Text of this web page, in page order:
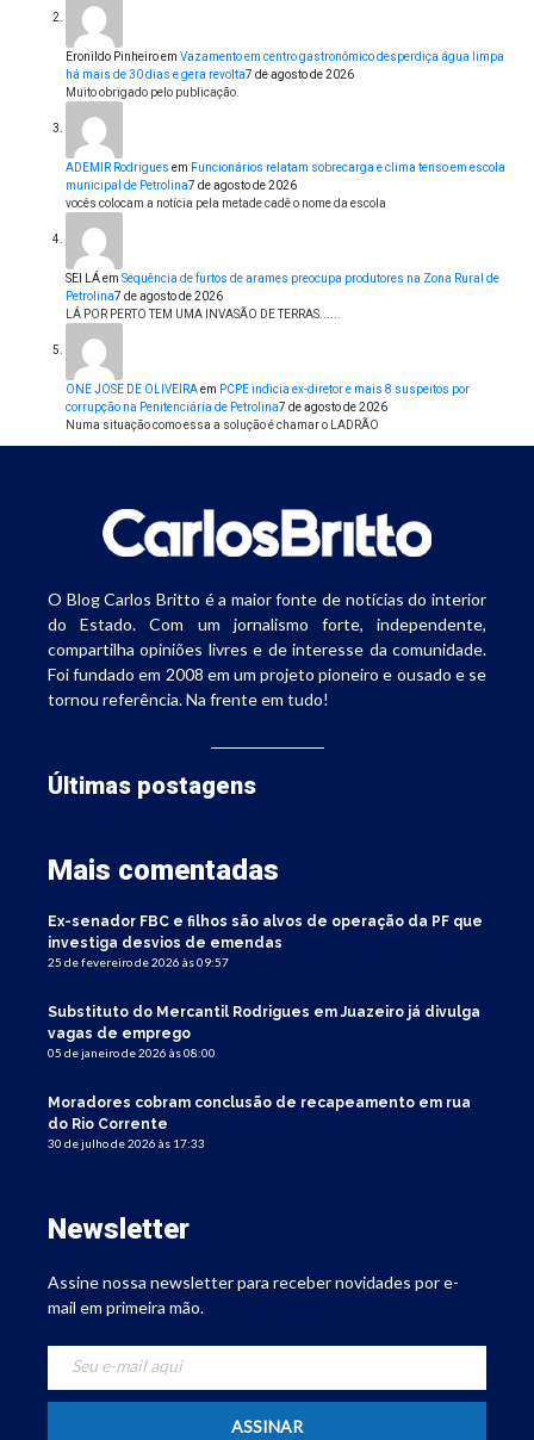
Eronildo Pinheiroem Vazamento em centro gastronômico desperdiça água limpa
há mais de 30 dias e gera revolta7 de agosto de 2026
Muito obrigado pelo publicação.
ADEMIR Rodrigues em Funcionários relatam sobrecarga e clima tenso em escola
municipal de Petrolina7 de agosto de 2026
vocês colocam a notícia pela metade cadê o nome da escola
SEI LÁem Sequência de furtos de arames preocupa produtores na Zona Rural de
Petrolina7 de agosto de 2026
LÁ POR PERTO TEM UMA INVASÃO DE TERRAS......
ONE JOSE DE OLIVEIRAem PCPE indicia ex-diretor e mais 8 suspeitos por
corrupção na Penitenciária de Petrolina7 de agosto de 2026
Numa situação como essa a solução é chamar o LADRÃO
O Blog Carlos Britto é a maior fonte de notícias do interior
do Estado. Com um jornalismo forte, independente,
compartilha opiniões livres e de interesse da comunidade.
Foi fundado em 2008 em um projeto pioneiro e ousado e se
tornou referência. Na frente em tudo!
Últimas postagens
Mais comentadas
Ex-senador FBC e filhos são alvos de operação da PF que
investiga desvios de emendas
25 de fevereiro de 2026 às 09:57
Substituto do Mercantil Rodrigues em Juazeiro já divulga
vagas de emprego
05 de janeiro de 2026 às 08:00
Moradores cobram conclusão de recapeamento em rua
do Rio Corrente
30 de julho de 2026 às 17:33
Newsletter
Assine nossa newsletter para receber novidades por e-
mail em primeira mão.